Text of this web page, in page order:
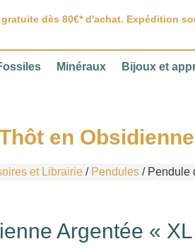
dès 80€* d'achat. Expédition
Minéraux Bijoux et
en
et Librairie / Pendules / Pendule
Argentée «